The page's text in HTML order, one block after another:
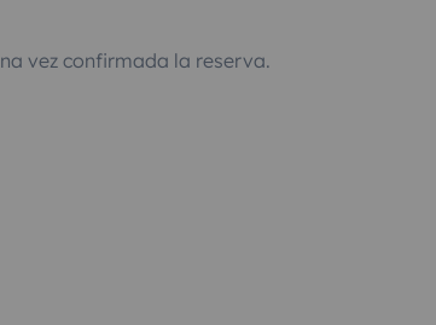
vez confirmada la reserva.